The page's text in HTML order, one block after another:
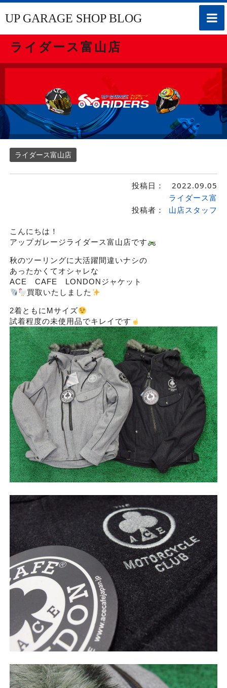
toggle
UP GARAGE SHOP BLOG
ライダース富山店
ライダース富山店
投稿日： 2022.09.05
投稿者：
ライダース富
山店スタッフ
こんにちは！
アップガレージライダース富山店です
秋のツーリングに大活躍間違いナシの
あったかくてオシャレな
ACE CAFE LONDONジャケット
買取いたしました
2着ともにMサイズ
試着程度の未使用品でキレイです